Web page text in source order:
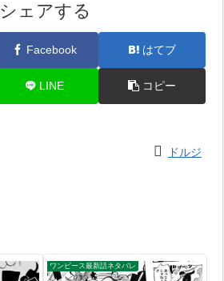
シェアする
Facebook はてブ
LINE コピー
ドルジ
ワンピース最新話ネタバレ